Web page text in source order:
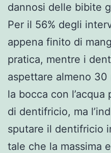
dannosi delle bibite
Per il 56% degli
appena finito di
pratica, mentre i
aspettare almeno 30
la bocca con
di dentifricio, ma
sputare il dentifricio
tale che la massima